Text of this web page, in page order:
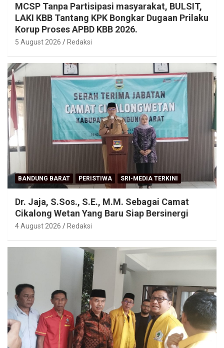
MCSP Tanpa Partisipasi masyarakat, BULSIT,
LAKI KBB Tantang KPK Bongkar Dugaan Prilaku
Korup Proses APBD KBB 2026.
5 August 2026 Redaksi
BANDUNG BARAT PERISTIWA SRI-MEDIA TERKINI
Dr. Jaja, S.Sos., S.E., M.M. Sebagai Camat
Cikalong Wetan Yang Baru Siap Bersinergi
4 August 2026 Redaksi